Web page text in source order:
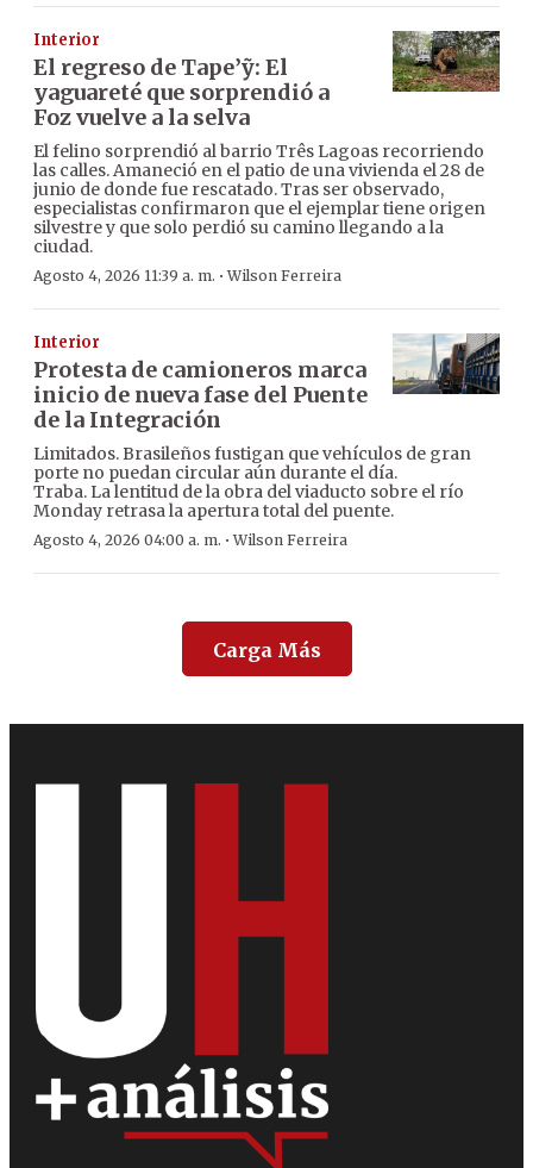
Interior
El regreso de Tape’ỹ: El
yaguareté que sorprendió a
Foz vuelve a la selva
El felino sorprendió al barrio Três Lagoas recorriendo
las calles. Amaneció en el patio de una vivienda el 28 de
junio de donde fue rescatado. Tras ser observado,
especialistas confirmaron que el ejemplar tiene origen
silvestre y que solo perdió su camino llegando a la
ciudad.
Agosto 4, 2026 11:39 a. m. ·Wilson Ferreira
Interior
Protesta de camioneros marca
inicio de nueva fase del Puente
de la Integración
Limitados. Brasileños fustigan que vehículos de gran
porte no puedan circular aún durante el día.
Traba. La lentitud de la obra del viaducto sobre el río
Monday retrasa la apertura total del puente.
Agosto 4, 2026 04:00 a. m. ·Wilson Ferreira
Carga Más